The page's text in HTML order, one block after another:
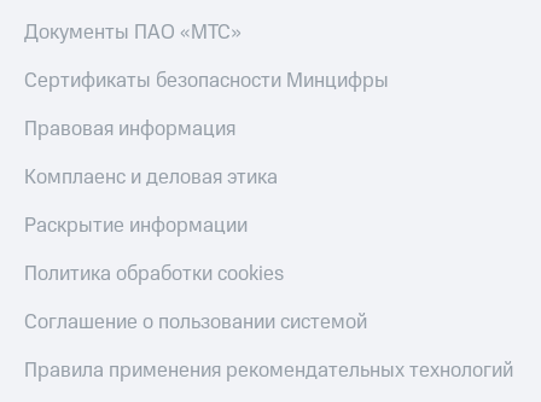
Документы ПАО «МТС»
Сертификаты безопасности Минцифры
Правовая информация
Комплаенс и деловая этика
Раскрытие информации
Политика обработки cookies
Соглашение о пользовании системой
Правила применения рекомендательных технологий